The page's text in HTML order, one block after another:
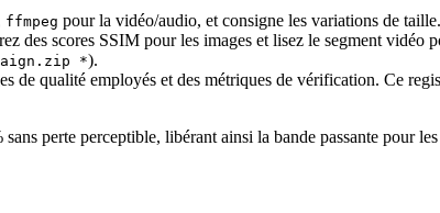
ffmpeg pour la vidéo/audio, et consigne les variations de taille.
des scores SSIM pour les images et lisez le segment vidéo
*).
qualité employés et des métriques de vérification. Ce
perte perceptible, libérant ainsi la bande passante pour